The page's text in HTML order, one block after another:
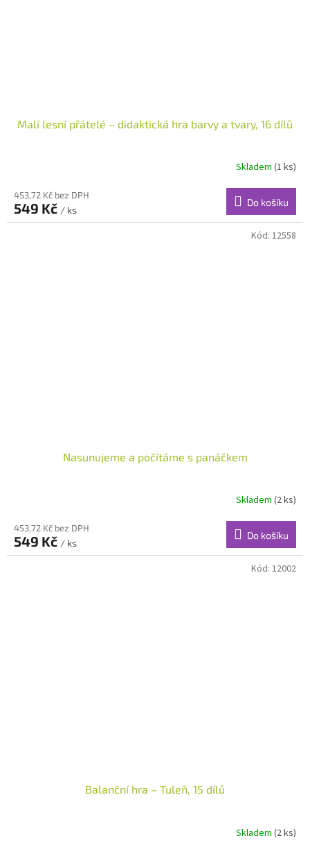
Malí lesní přátelé – didaktická hra barvy a tvary, 16 dílů
Skladem (1 ks)
453,72 Kč bez DPH
549 Kč / ks
Do košíku
Nasunujeme a počítáme s panáčkem
Skladem (2 ks)
453,72 Kč bez DPH
549 Kč / ks
Do košíku
Kód: 12558
Balanční hra – Tuleň, 15 dílů
Skladem (2 ks)
Kód: 12002